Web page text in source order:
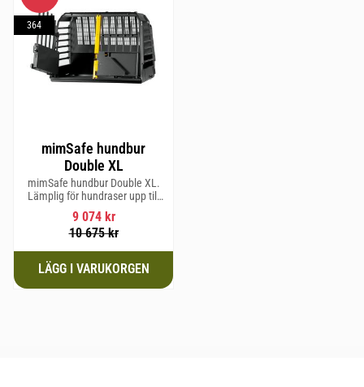
mimSafe hundbur
Double XL
mimSafe hundbur Double XL.
Lämplig för hundraser upp till
64 cm i mankhöjd.
9 074kr
10 675kr
364